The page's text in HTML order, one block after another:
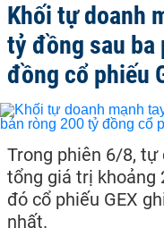
Khối tự doanh
tỷ đồng sau ba
đồng cổ phiếu
Trong phiên 6/8,
tổng giá trị khoảng
đó cổ phiếu GEX
nhất.